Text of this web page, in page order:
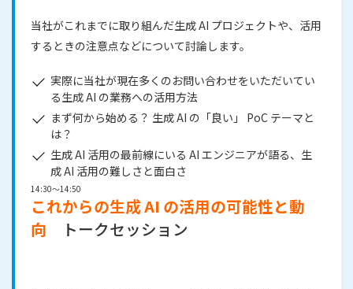
当社がこれまでに取り組んだ生成 AI プロジェクトや、活用
するときの注意点などについて討論します。
実際に当社が現在多くのお問い合わせをいただいてい
る生成 AI の業務への活用方法
まず何から始める？ 生成 AI の「良い」 PoC テーマと
は？
生成 AI 活用の最前線にいる AI エンジニアが語る、生
成 AI 活用の難しさと面白さ
14:30～14:50
これからの生成 AI の活用の可能性と動
向 トークセッション